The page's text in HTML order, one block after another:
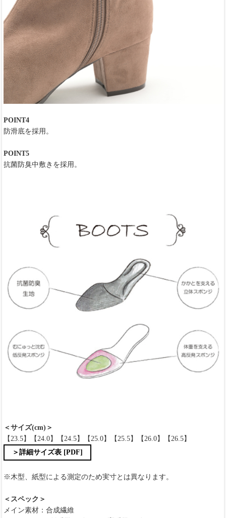
POINT4
防滑底を採用。
POINT5
抗菌防臭中敷きを採用。
＜サイズ(cm)＞
【23.5】【24.0】【24.5】【25.0】【25.5】【26.0】【26.5】
＞詳細サイズ表 [PDF]
※木型、紙型による測定のため実寸とは異なります。
＜スペック＞
メイン素材：合成繊維